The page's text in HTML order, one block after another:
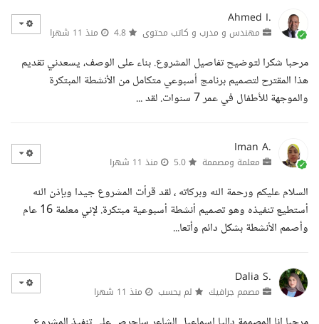
Ahmed I.
مهندس و مدرب و كاتب محتوى منذ 11 شهرا
مرحبا شكرا لتوضيح تفاصيل المشروع. بناء على الوصف، يسعدني تقديم
هذا المقترح لتصميم برنامج أسبوعي متكامل من الأنشطة المبتكرة
والموجهة للأطفال في عمر 7 سنوات. لقد ...
Iman A.
معلمة ومصممة منذ 11 شهرا
السلام عليكم ورحمة الله وبركاته ، لقد قرأت المشروع جيدا وبإذن الله
أستطيع تنفيذه وهو تصميم أنشطة أسبوعية مبتكرة. لإني معلمة 16 عام
وأصمم الأنشطة بشكل دائم وأتعا...
Dalia S.
مصمم جرافيك لم يحسب منذ 11 شهرا